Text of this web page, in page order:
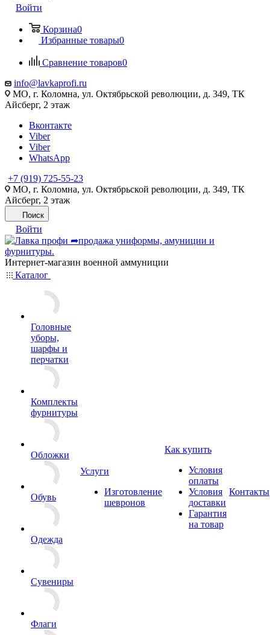
Войти
Корзина0
Избранные товары0
Сравнение товаров0
info@lavkaprofi.ru
МО, г. Коломна, ул. Октябрьской революции, д. 349, ТК
Айсберг, 2 этаж
Вконтакте
Viber
Viber
WhatsApp
+7 (919) 725-55-23
МО, г. Коломна, ул. Октябрьской революции, д. 349, ТК
Айсберг, 2 этаж
Поиск
Войти
Интернет-магазин военной аммуниции
Каталог
Головные
уборы,
шарфы и
перчатки
Комплекты
фурнитуры
Обложки
Обувь
Одежда
Сувениры
Флаги
Услуги
Изготовление
шевронов
Как купить
Условия
оплаты
Условия
доставки
Гарантия
на товар
Контакты